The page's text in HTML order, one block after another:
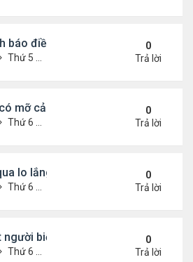
báo điều gì về sức khỏe?
Thứ 5 Tháng 8 04, 2022 3:12 pm
0
Trả lời
mỡ cảnh báo nguy cơ bệnh tật
Thứ 6 Tháng 7 29, 2022 5:15 pm
0
Trả lời
lo lắng trong thời kỳ lạm phát
Thứ 6 Tháng 7 29, 2022 5:12 pm
0
Trả lời
biết của dầu ô liu
Thứ 6 Tháng 7 29, 2022 1:42 pm
0
Trả lời